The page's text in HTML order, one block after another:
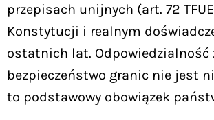
przepisach unijnych (art. 72
Konstytucji i realnym
ostatnich lat. Odpowiedzialność
bezpieczeństwo granic nie jest
to podstawowy obowiązek